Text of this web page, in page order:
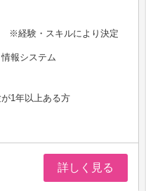
※経験・スキルにより決定
報システム
1年以上ある方
詳しく見る